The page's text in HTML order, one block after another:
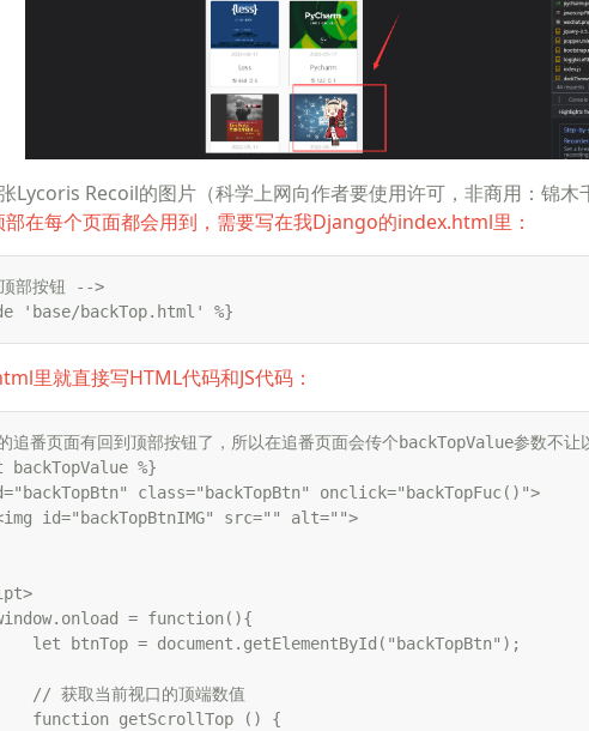
Lycoris Recoil的图片（科学上网向作者要使用许可，非商用： 锦木
部在每个页面都会用到，需要写在我Django的index.html里：
部按钮 -->
'base/backTop.html' %}
里就直接写HTML代码和JS代码：
番页面有回到顶部按钮了，所以在追番页面会传个backTopValue参数不让
%}
class="backTopBtn" onclick="backTopFuc()">
id="backTopBtnIMG" src="" alt="">
= function(){
let btnTop = document.getElementById("backTopBtn");
// 获取当前视口的顶端数值
function getScrollTop () {